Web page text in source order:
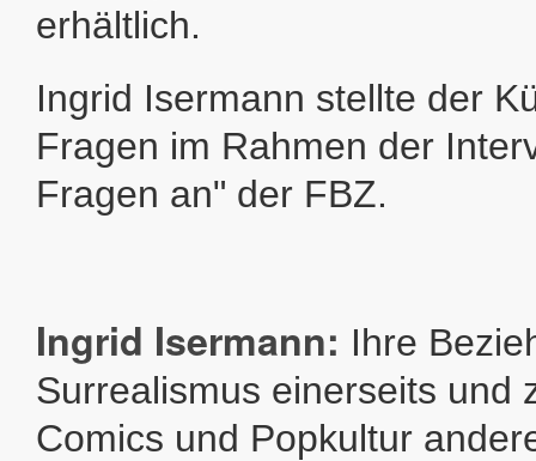
erhältlich.
Ingrid Isermann stellte der
Fragen im Rahmen der
Fragen an" der FBZ.
Ingrid Isermann: Ihre
Surrealismus einerseits und
Comics und Popkultur